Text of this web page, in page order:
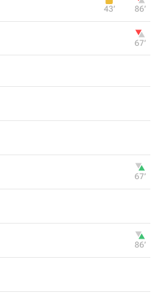
43‎’‎ 86‎’‎
67‎’‎
67‎’‎
86‎’‎